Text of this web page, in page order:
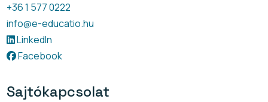
+36 1 577 0222
info@e-educatio.hu
LinkedIn
Facebook
Sajtókapcsolat